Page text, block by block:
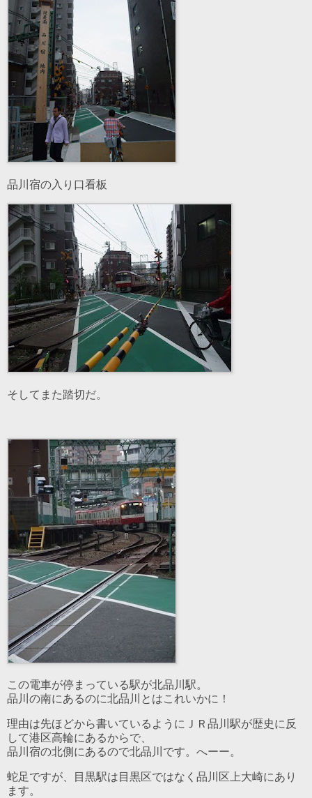
品川宿の入り口看板
そしてまた踏切だ。
この電車が停まっている駅が北品川駅。
品川の南にあるのに北品川とはこれいかに！
理由は先ほどから書いているようにＪＲ品川駅が歴史に反
して港区高輪にあるからで、
品川宿の北側にあるので北品川です。へーー。
蛇足ですが、目黒駅は目黒区ではなく品川区上大崎にあり
ます。